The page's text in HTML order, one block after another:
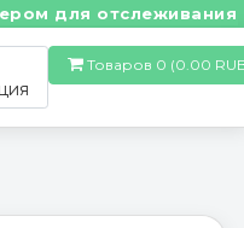
для отслеживания!
Товаров 0